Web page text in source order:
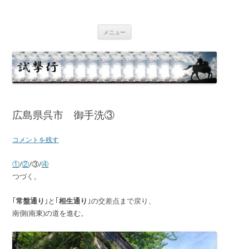
キ
ッ
プ
メニュー
広島県呉市 御手洗③
コメントを残す
①/②/③/④
つづく。
｢常盤通り ｣と｢相生通り ｣の交差点まで戻り、
南側(南東)の道を進む。